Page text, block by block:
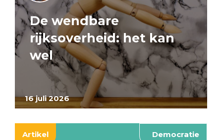
16 juli 2026
De wendbare
rijksoverheid: het kan
wel
Artikel Democratie